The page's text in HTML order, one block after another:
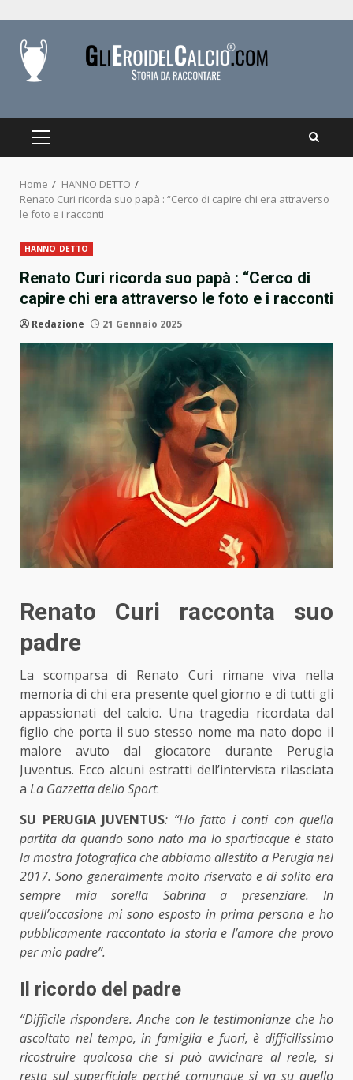
content
PRIMARY
Home
HANNO DETTO
Renato Curi ricorda suo papà : “Cerco di capire chi era attraverso
le foto e i racconti
HANNO DETTO
Renato Curi ricorda suo papà : “Cerco di
capire chi era attraverso le foto e i racconti
Redazione 21 Gennaio 2025
Renato Curi racconta suo
padre
La scomparsa di Renato Curi rimane viva nella
memoria di chi era presente quel giorno e di tutti gli
appassionati del calcio. Una tragedia ricordata dal
figlio che porta il suo stesso nome ma nato dopo il
malore avuto dal giocatore durante Perugia
Juventus. Ecco alcuni estratti dell’intervista rilasciata
a La Gazzetta dello Sport:
SU PERUGIA JUVENTUS: “Ho fatto i conti con quella
partita da quando sono nato ma lo spartiacque è stato
la mostra fotografica che abbiamo allestito a Perugia nel
2017. Sono generalmente molto riservato e di solito era
sempre mia sorella Sabrina a presenziare. In
quell’occasione mi sono esposto in prima persona e ho
pubblicamente raccontato la storia e l’amore che provo
per mio padre”.
Il ricordo del padre
“Difficile rispondere. Anche con le testimonianze che ho
ascoltato nel tempo, in famiglia e fuori, è difficilissimo
ricostruire qualcosa che si può avvicinare al reale, si
resta sul superficiale perché comunque si va su quello